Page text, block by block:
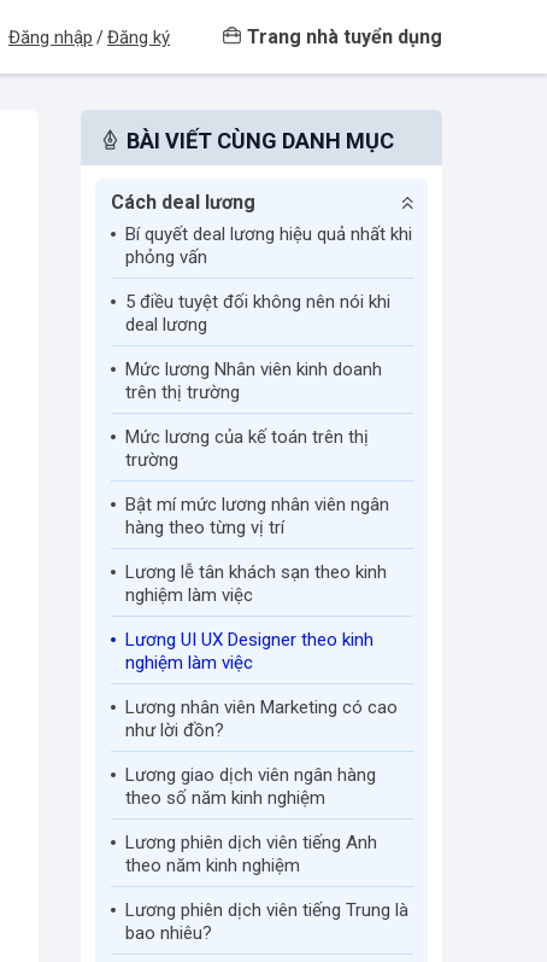
Đăng nhập /Đăng ký Trang nhà tuyển dụng
BÀI VIẾT CÙNG DANH MỤC
Cách deal lương
Bí quyết deal lương hiệu quả nhất khi
phỏng vấn
​5 điều tuyệt đối không nên nói khi
deal lương
Mức lương Nhân viên kinh doanh
trên thị trường
Mức lương của kế toán trên thị
trường
Bật mí mức lương nhân viên ngân
hàng theo từng vị trí
Lương lễ tân khách sạn theo kinh
nghiệm làm việc
Lương UI UX Designer theo kinh
nghiệm làm việc
Lương nhân viên Marketing có cao
như lời đồn?
Lương giao dịch viên ngân hàng
theo số năm kinh nghiệm
Lương phiên dịch viên tiếng Anh
theo năm kinh nghiệm
Lương phiên dịch viên tiếng Trung là
bao nhiêu?